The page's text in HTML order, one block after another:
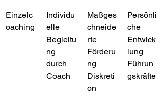
Einzelc
oaching
Individu
elle
Begleitu
ng
durch
Coach
Maßges
chneide
rte
Förderu
ng
Diskreti
on
Persönli
che
Entwick
lung
Führun
gskräfte